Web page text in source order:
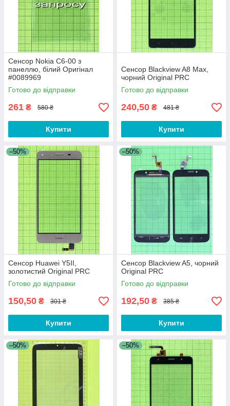
Сенсор Nokia C6-00 з
панеллю, білий Оригінал
#0089969
Готово до відправки
261 ₴ 580 ₴
Купити
Сенсор Blackview A8 Max,
чорний Original PRC
Готово до відправки
240,50 ₴ 481 ₴
Купити
–50%
Сенсор Huawei Y5II,
золотистий Original PRC
Готово до відправки
150,50 ₴ 301 ₴
Купити
–50%
Сенсор Blackview A5, чорний
Original PRC
Готово до відправки
192,50 ₴ 385 ₴
Купити
–50% –50%